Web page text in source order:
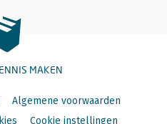
MAKEN
Algemene voorwaarden
Cookie instellingen